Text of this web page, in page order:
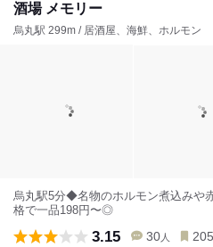
酒場 メモリー
烏丸駅 299m / 居酒屋、海鮮、ホルモン
烏丸駅5分◆名物のホルモン煮込みや
格で一品198円〜◎
3.15 30 人